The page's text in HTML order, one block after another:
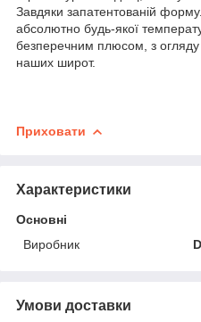
Завдяки запатентованій
абсолютно будь-якої
безперечним плюсом, з огляду
наших широт.
Приховати
Характеристики
Основні
Виробник
Умови доставки